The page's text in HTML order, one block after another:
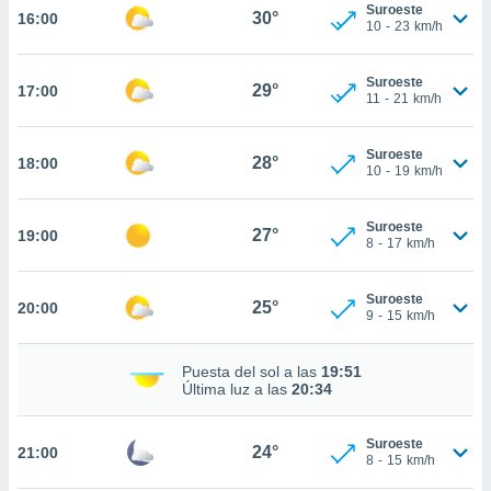
de que
el sitio
para
o
aunque
no
Puedes
16:00 30°
Suroeste
10 - 23 km/h
17:00 29°
Suroeste
11 - 21 km/h
18:00 28°
Suroeste
10 - 19 km/h
19:00 27°
Suroeste
8 - 17 km/h
20:00 25°
Suroeste
9 - 15 km/h
Puesta del sol a las 19:51
Última luz a las 20:34
21:00 24°
Suroeste
8 - 15 km/h